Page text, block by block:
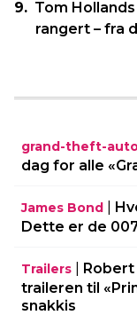
Tom
rangert – fra
grand-theft-
dag for alle
James Bond
Dette er de
Trailers
traileren til
snakkis